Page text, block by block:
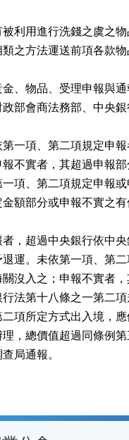
利用進行洗錢之虞之
之方法運送前項各款
、物品、受理申報與
部會商法務部、中央
一項、第二項規定申
不實者，其超過申報
項、第二項規定申報
額部分或申報不實之
，超過中央銀行依中
運。未依第一項、第
沒入之；申報不實者
法第十八條之一第二
項所定方式出入境，
，總價值超過同條例
局通報。